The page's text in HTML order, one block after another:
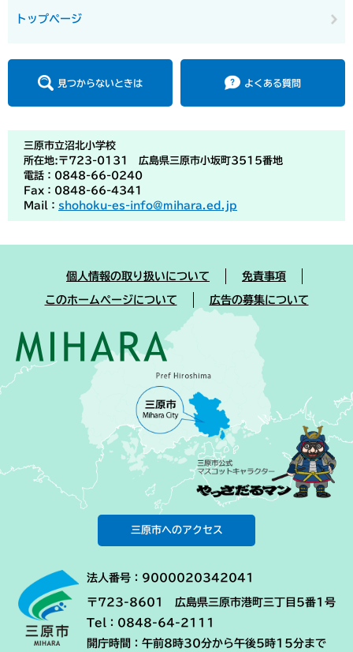
トップページ
見つからないときは よくある質問
三原市立沼北小学校
所在地:〒723-0131 広島県三原市小坂町3515番地
電話：0848-66-0240
Fax：0848-66-4341
Mail： shohoku-es-info@mihara.ed.jp
個人情報の取り扱いについて 免責事項
このホームページについて 広告の募集について
三原市へのアクセス
法人番号：9000020342041
〒723-8601 広島県三原市港町三丁目5番1号
Tel：0848-64-2111
開庁時間：午前8時30分から午後5時15分まで